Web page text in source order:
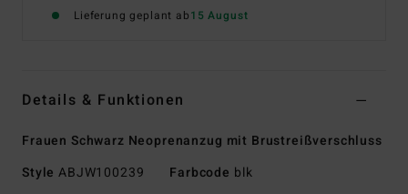
Lieferung geplant ab15 August
Details & Funktionen
Frauen Schwarz Neoprenanzug mit Brustreißverschluss
Style ABJW100239 Farbcode blk